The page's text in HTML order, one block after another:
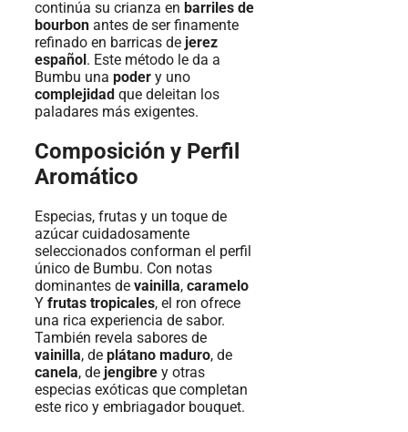
continúa su crianza en barriles de
bourbon antes de ser finamente
refinado en barricas de jerez
español. Este método le da a
Bumbu una poder y uno
complejidad que deleitan los
paladares más exigentes.
Composición y Perfil
Aromático
Especias, frutas y un toque de
azúcar cuidadosamente
seleccionados conforman el perfil
único de Bumbu. Con notas
dominantes de vainilla, caramelo
Y frutas tropicales, el ron ofrece
una rica experiencia de sabor.
También revela sabores de
vainilla, de plátano maduro, de
canela, de jengibre y otras
especias exóticas que completan
este rico y embriagador bouquet.